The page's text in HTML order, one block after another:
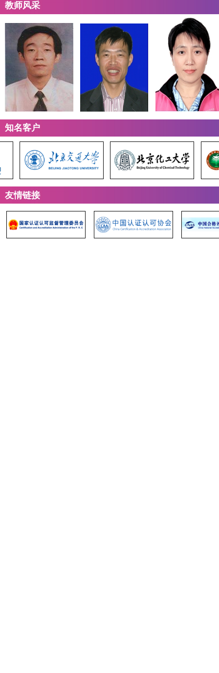
教师风采
知名客户
友情链接